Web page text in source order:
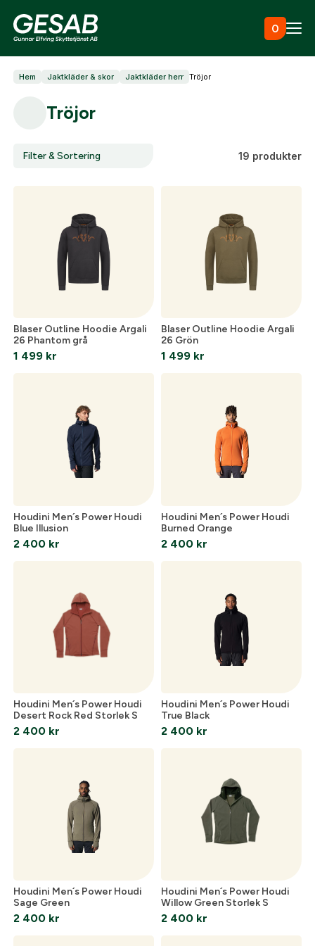
0
Ammunition
Måltavlor
Hem Jaktkläder & skor Jaktkläder herr Tröjor
Tröjor
Filter & Sortering 19 produkter
Blaser Outline Hoodie Argali
26 Phantom grå
1 499 kr
Blaser Outline Hoodie Argali
26 Grön
1 499 kr
Houdini Men´s Power Houdi
Blue Illusion
2 400 kr
Houdini Men´s Power Houdi
Burned Orange
2 400 kr
Houdini Men´s Power Houdi
Desert Rock Red Storlek S
2 400 kr
Houdini Men´s Power Houdi
True Black
2 400 kr
Houdini Men´s Power Houdi
Sage Green
2 400 kr
Houdini Men´s Power Houdi
Willow Green Storlek S
2 400 kr
Skapa konto
formuläret så återkommer vi till dig när kontot är
skapat. I vår FAQ hittar du svar på de vanligaste
frågorna gällande Mitt konto.